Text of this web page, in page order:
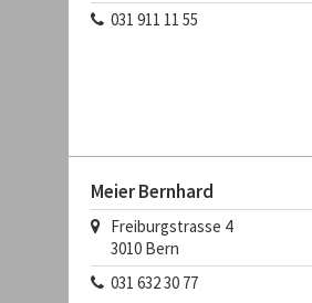
031 911 11 55
Meier Bernhard
Freiburgstrasse 4
3010 Bern
031 632 30 77